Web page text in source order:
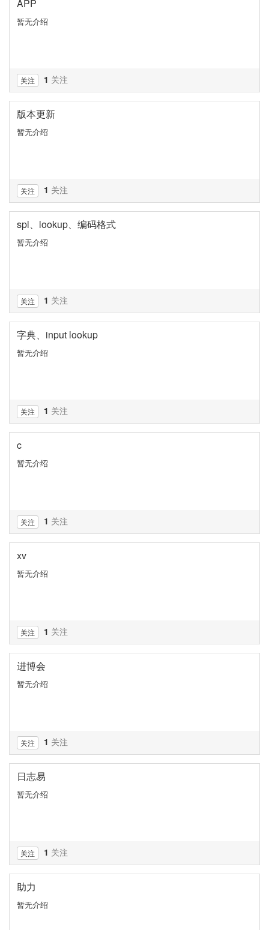
APP
暂无介绍
关注 1 关注
版本更新
暂无介绍
关注 1 关注
spl、lookup、编码格式
暂无介绍
关注 1 关注
字典、input lookup
暂无介绍
关注 1 关注
c
暂无介绍
关注 1 关注
xv
暂无介绍
关注 1 关注
进博会
暂无介绍
关注 1 关注
日志易
暂无介绍
关注 1 关注
助力
暂无介绍